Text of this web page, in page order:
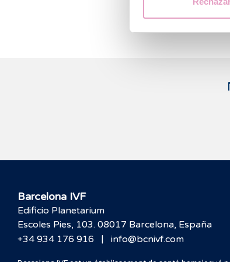
Barcelona IVF
Edificio Planetarium
Escoles Pies, 103. 08017 Barcelona, España
+34 934 176 916
| info@bcnivf.com